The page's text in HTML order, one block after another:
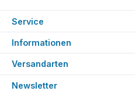
Service
Informationen
Versandarten
Newsletter